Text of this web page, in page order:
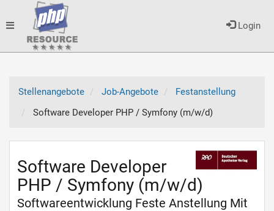
Login
Toggle
Stellenangebote
Job-Angebote
Festanstellung
Software Developer PHP / Symfony (m/w/d)
Software Developer
PHP / Symfony (m/w/d)
Softwareentwicklung Feste Anstellung Mit